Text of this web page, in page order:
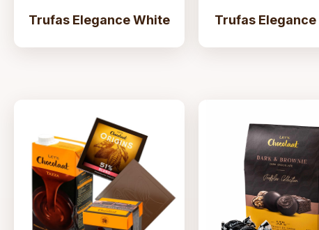
Trufas Elegance White Trufas Elegance